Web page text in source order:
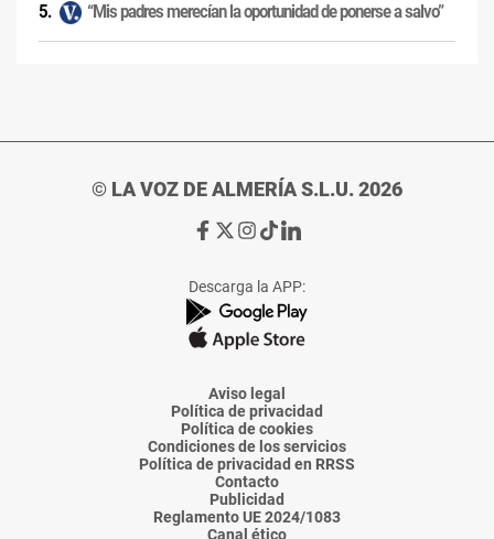
“Mis padres merecían la oportunidad de ponerse a salvo”
© LA VOZ DE ALMERÍA S.L.U. 2026
Ir
de
La
Voz
Almería
Ir
de
La
Voz
Almería
Ir
de
La
Voz
Almería
Ir
de
La
Voz
Almería
Ir
de
La
Voz
Descarga la APP:
Aviso legal
Política de privacidad
Política de cookies
Condiciones de los servicios
Política de privacidad en RRSS
Contacto
Publicidad
Reglamento UE 2024/1083
Canal ético